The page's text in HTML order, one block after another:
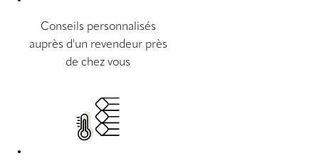
Conseils personnalisés
auprès d'un revendeur près
de chez vous